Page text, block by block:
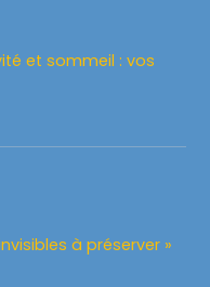
et sommeil : vos
à préserver »